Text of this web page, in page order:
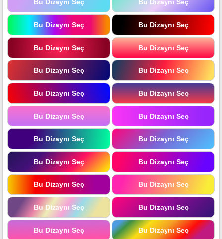
Bu Dizaynı Seç Bu Dizaynı Seç
Bu Dizaynı Seç Bu Dizaynı Seç
Bu Dizaynı Seç Bu Dizaynı Seç
Bu Dizaynı Seç Bu Dizaynı Seç
Bu Dizaynı Seç Bu Dizaynı Seç
Bu Dizaynı Seç Bu Dizaynı Seç
Bu Dizaynı Seç Bu Dizaynı Seç
Bu Dizaynı Seç Bu Dizaynı Seç
Bu Dizaynı Seç Bu Dizaynı Seç
Bu Dizaynı Seç Bu Dizaynı Seç
Bu Dizaynı Seç Bu Dizaynı Seç